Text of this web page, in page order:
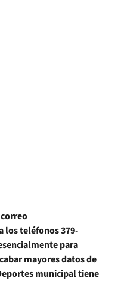
los teléfonos 379-
para
mayores datos de
municipal tiene